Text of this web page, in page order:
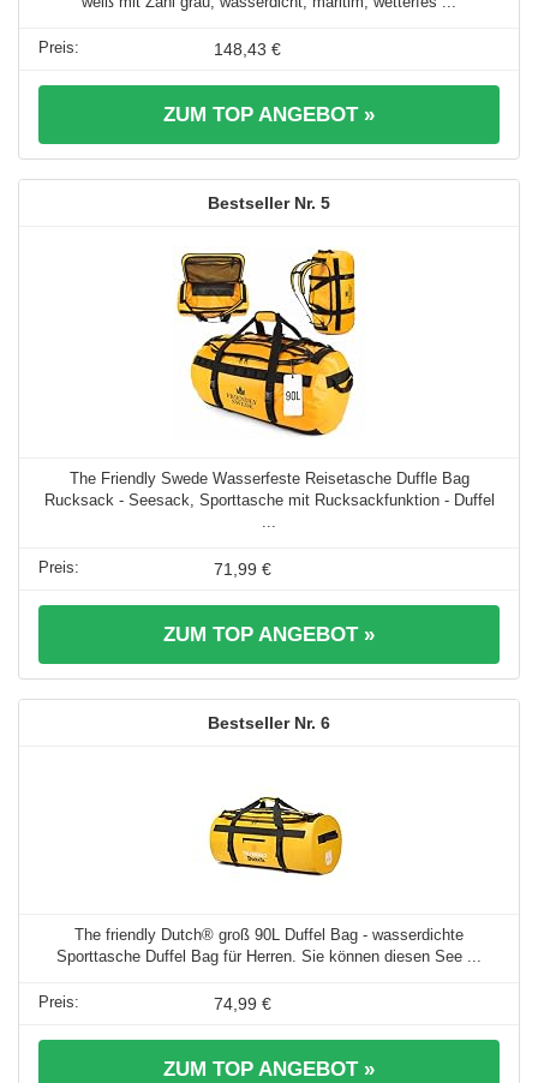
148,43 €
ZUM TOP ANGEBOT »
5
The Friendly Swede Wasserfeste Reisetasche Duffle Bag
Rucksack - Seesack, Sporttasche mit Rucksackfunktion - Duffel
...
71,99 €
ZUM TOP ANGEBOT »
6
The friendly Dutch® groß 90L Duffel Bag - wasserdichte
Sporttasche Duffel Bag für Herren. Sie können diesen See ...
74,99 €
ZUM TOP ANGEBOT »